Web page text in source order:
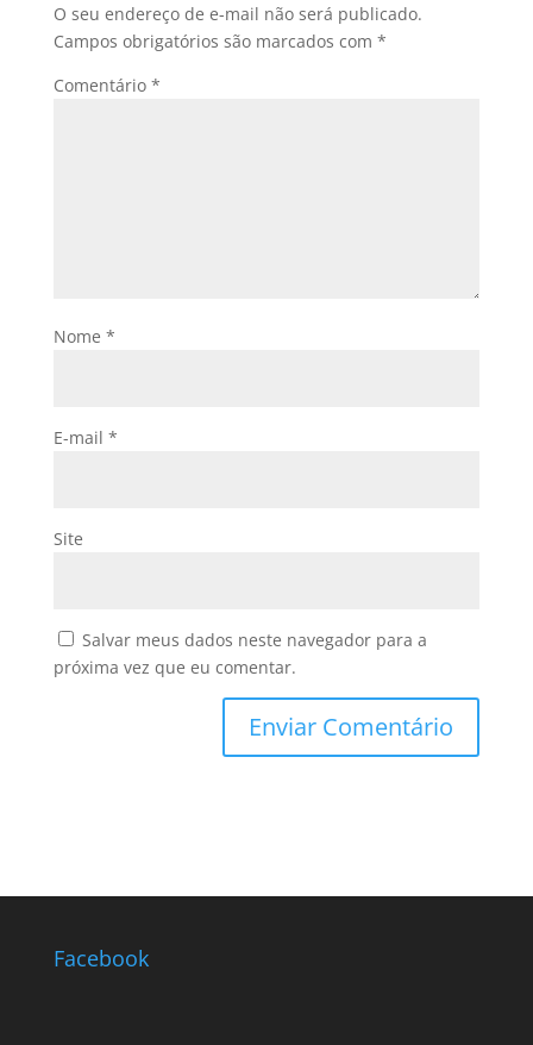
O seu endereço de e-mail não será publicado.
Campos obrigatórios são marcados com *
Comentário *
Nome *
E-mail *
Site
Salvar meus dados neste navegador para a
próxima vez que eu comentar.
Facebook